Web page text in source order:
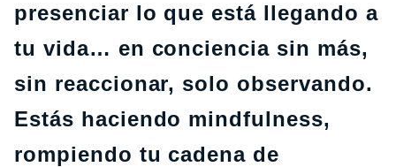
presenciar lo que está llegando a
tu vida… en conciencia sin más,
sin reaccionar, solo observando.
Estás haciendo mindfulness,
rompiendo tu cadena de